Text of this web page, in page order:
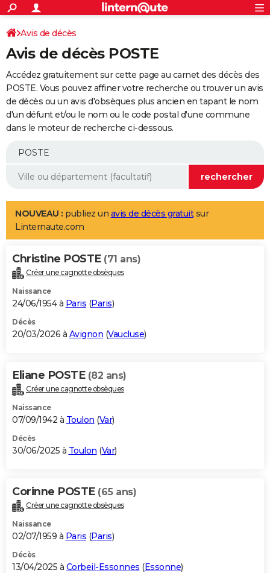
ACTUALITÉS
Politique
Société
Faits Divers
Education
Monde
Villes
+
SPORT
Coupe du monde 2026
Football
Tennis
Cyclisme
Rugby
Forum
Programme TV
TNT
Streaming
Cinéma
Sorties cinéma
Musique
+
FINANCE
Retraite
Impôts
Epargne
Immobilier
Risques naturels par ville
Banque
Assurance
Crédit
AUTO
Essais
Réserver un essai
Citadines
Berlines
SUV
Forum auto
+
Mobiles
Meilleur smartphone
Internet
Ordinateurs
Jeux vidéo
Guide high-tech
Aménagement intérieur
LIFESTYLE
Art de vivre
Bien-être
Loisirs
Mode
Modes de vie
Alimentation
Guide de la santé
Maladies
Médicaments
Sommeil
VOYAGE
Destinations
City break
Voyage nature
Voyage de noces
Forum
Climat
+PHOTO
GUIDES D'ACHAT
BONS PLANS
Carte de Noël
Carte Bonne année
Carte Saint-Valentin
Carte Pâques
Carte d'anniversaire
DICTIONNAIRE
Dictionnaire
Biographies
Citations
Expressions
Proverbes
PROGRAMME TV
S'inscrire
Se connecter
Lycées
Collèges
Primaires
Universités
Entreprises
Service militaire
Avis de recherche
AVIS DE DÉCÈS
Bricolage
Lifestyle
Culture
Sport
Auto
Television
Voyage
Cinema
Avis de décès
Avis de décès POSTE
Accédez gratuitement sur cette page au carnet des décès des
POSTE. Vous pouvez affiner votre recherche ou trouver un avis
de décès ou un avis d'obsèques plus ancien en tapant le nom
d'un défunt et/ou le nom ou le code postal d'une commune
dans le moteur de recherche ci-dessous.
NOUVEAU : publiez un avis de décès gratuitsur
Linternaute.com
Christine POSTE (71 ans)
Créer une cagnotte obsèques
Naissance
24/06/1954 à Paris (Paris)
Décès
20/03/2026 à Avignon (Vaucluse)
Eliane POSTE (82 ans)
Créer une cagnotte obsèques
Naissance
07/09/1942 à Toulon (Var)
Décès
30/06/2025 à Toulon (Var)
Corinne POSTE (65 ans)
Créer une cagnotte obsèques
Naissance
02/07/1959 à Paris (Paris)
Décès
13/04/2025 à Corbeil-Essonnes (Essonne)